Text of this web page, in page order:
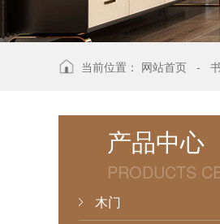
当前位置： 网站首页 -
产品中心
PRODUCTS
木门